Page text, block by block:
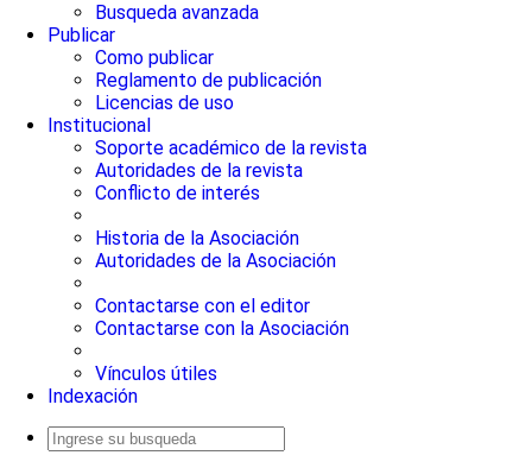
Busqueda avanzada
Publicar
Como publicar
Reglamento de publicación
Licencias de uso
Institucional
Soporte académico de la revista
Autoridades de la revista
Conflicto de interés
Historia de la Asociación
Autoridades de la Asociación
Contactarse con el editor
Contactarse con la Asociación
Vínculos útiles
Indexación